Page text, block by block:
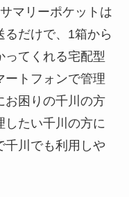
マリーポケットは
だけで、1箱から
ってくれる宅配型
ートフォンで管理
お困りの千川の方
したい千川の方に
千川でも利用しや